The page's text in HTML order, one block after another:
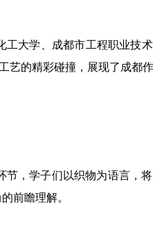
大学、成都市工程职业技
的精彩碰撞，展现了成都作
节，学子们以织物为语言，
前瞻理解。